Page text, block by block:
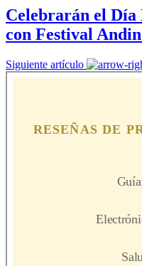
Celebrarán el
con Festival
Siguiente artículo